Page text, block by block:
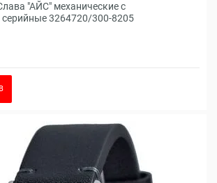
"АЙС" механические с
3264720/300-8205